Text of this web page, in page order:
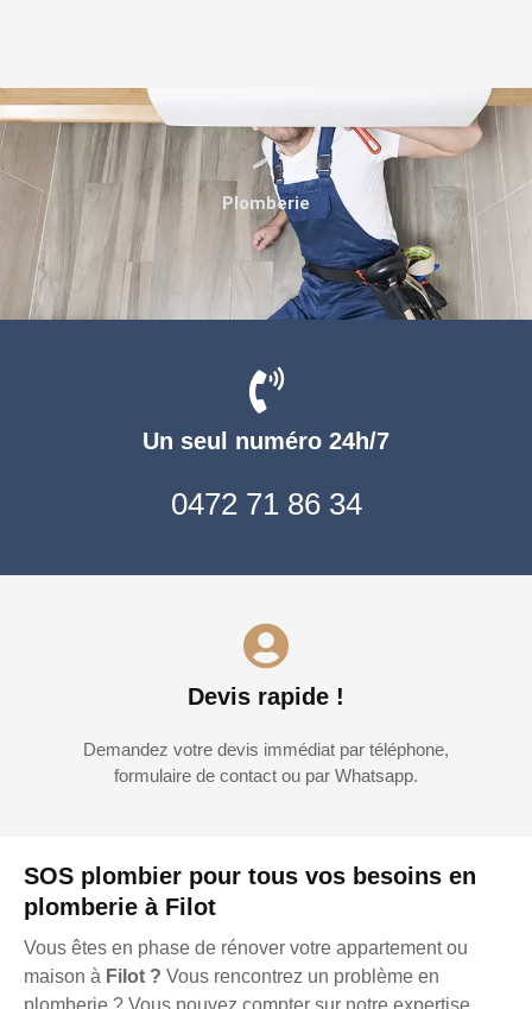
SOS plombier pour tous vos besoins en
plomberie à Filot
Vous êtes en phase de rénover votre appartement ou
maison à Filot ? Vous rencontrez un problème en
Un seul numéro 24h/7
0472 71 86 34
Devis rapide !
Demandez votre devis immédiat par téléphone,
formulaire de contact ou par Whatsapp.
Plomberie